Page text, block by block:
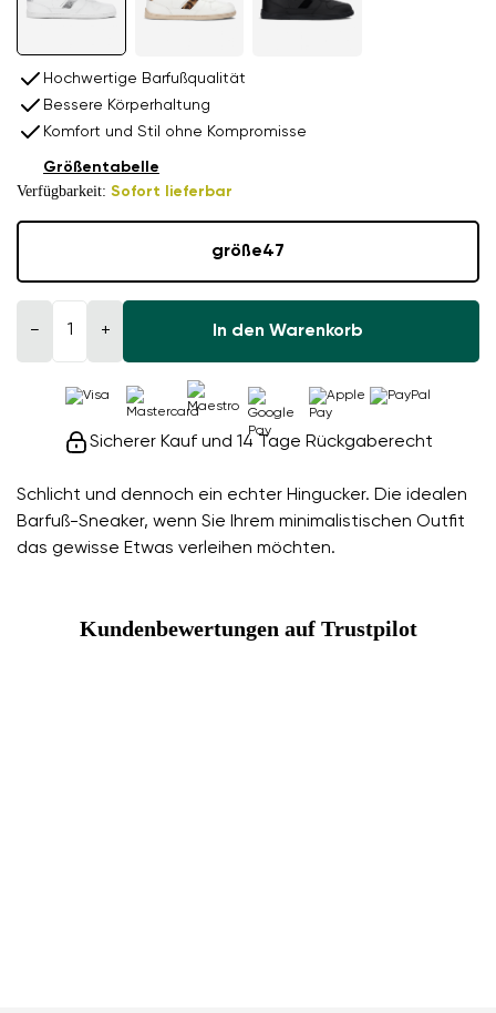
Schlicht und dennoch ein echter Hingucker. Die idealen
Barfuß-Sneaker, wenn Sie Ihrem minimalistischen Outfit
das gewisse Etwas verleihen möchten.
Hochwertige Barfußqualität
Bessere Körperhaltung
Komfort und Stil ohne Kompromisse
Verfügbarkeit: Sofort lieferbar
Größentabelle
größe47
− + In den Warenkorb
Sicherer Kauf und 14 Tage Rückgaberecht
Kundenbewertungen auf Trustpilot